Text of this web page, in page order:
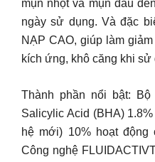
mụn nhọt và mụn đầu
ngày sử dụng. Và đặc
NẠP CAO, giúp làm
kích ứng, khô căng khi sử
Thành phần nổi bật:
Salicylic Acid (BHA)
hệ mới) 10% hoạt
Công nghệ